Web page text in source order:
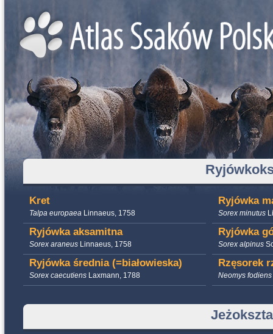
Kret
Talpa europaea Linnaeus, 1758
Ryjówka
Sorex minutus
Ryjówka aksamitna
Sorex araneus Linnaeus, 1758
Ryjówka
Sorex alpinus
Ryjówka średnia (=białowieska)
Sorex caecutiens Laxmann, 1788
Rzęsorek
Neomys fodiens